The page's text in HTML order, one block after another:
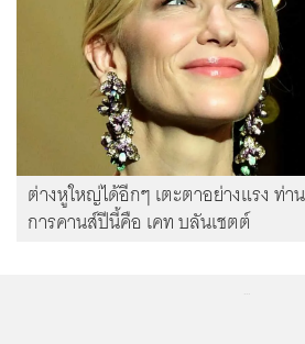
ต่างหูใหญ่ได้อีกๆ เตะตาอย่างแรง ท่
การคานส์ปีนี้คือ เคท บลันเชตต์